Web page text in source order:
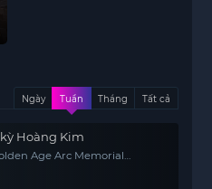
Ngày Tuần Tháng Tất cả
Hoàng Kim
Age Arc Memorial